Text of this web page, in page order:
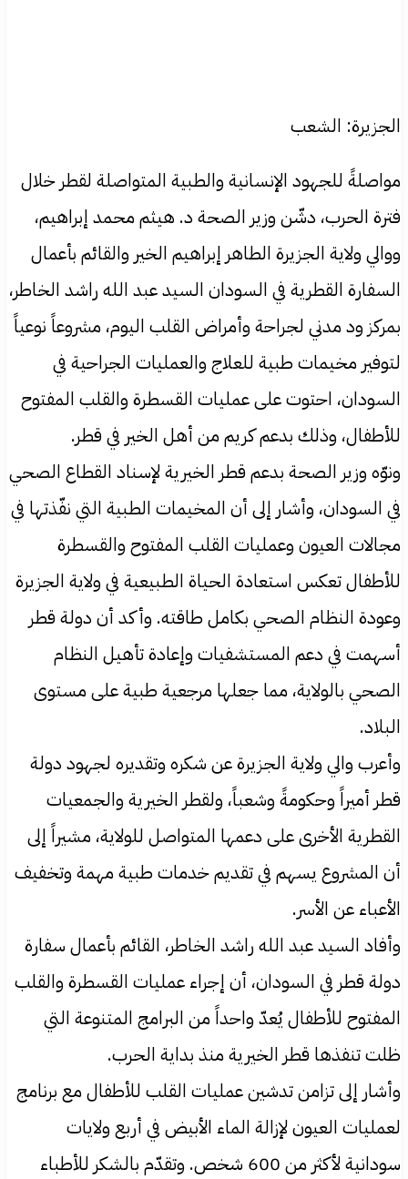
الجزيرة: الشعب
مواصلةً للجهود الإنسانية والطبية المتواصلة لقطر خلال
فترة الحرب، دشّن وزير الصحة د. هيثم محمد إبراهيم،
ووالي ولاية الجزيرة الطاهر إبراهيم الخير والقائم بأعمال
السفارة القطرية في السودان السيد عبد الله راشد الخاطر،
بمركز ود مدني لجراحة وأمراض القلب اليوم، مشروعاً نوعياً
لتوفير مخيمات طبية للعلاج والعمليات الجراحية في
السودان، احتوت على عمليات القسطرة والقلب المفتوح
للأطفال، وذلك بدعم كريم من أهل الخير في قطر.
ونوّه وزير الصحة بدعم قطر الخيرية لإسناد القطاع الصحي
في السودان، وأشار إلى أن المخيمات الطبية التي نفّذتها في
مجالات العيون وعمليات القلب المفتوح والقسطرة
للأطفال تعكس استعادة الحياة الطبيعية في ولاية الجزيرة
وعودة النظام الصحي بكامل طاقته. وأكد أن دولة قطر
أسهمت في دعم المستشفيات وإعادة تأهيل النظام
الصحي بالولاية، مما جعلها مرجعية طبية على مستوى
البلاد.
وأعرب والي ولاية الجزيرة عن شكره وتقديره لجهود دولة
قطر أميراً وحكومةً وشعباً، ولقطر الخيرية والجمعيات
القطرية الأخرى على دعمها المتواصل للولاية، مشيراً إلى
أن المشروع يسهم في تقديم خدمات طبية مهمة وتخفيف
الأعباء عن الأسر.
وأفاد السيد عبد الله راشد الخاطر، القائم بأعمال سفارة
دولة قطر في السودان، أن إجراء عمليات القسطرة والقلب
المفتوح للأطفال يُعدّ واحداً من البرامج المتنوعة التي
ظلت تنفذها قطر الخيرية منذ بداية الحرب.
وأشار إلى تزامن تدشين عمليات القلب للأطفال مع برنامج
لعمليات العيون لإزالة الماء الأبيض في أربع ولايات
سودانية لأكثر من 600 شخص. وتقدّم بالشكر للأطباء